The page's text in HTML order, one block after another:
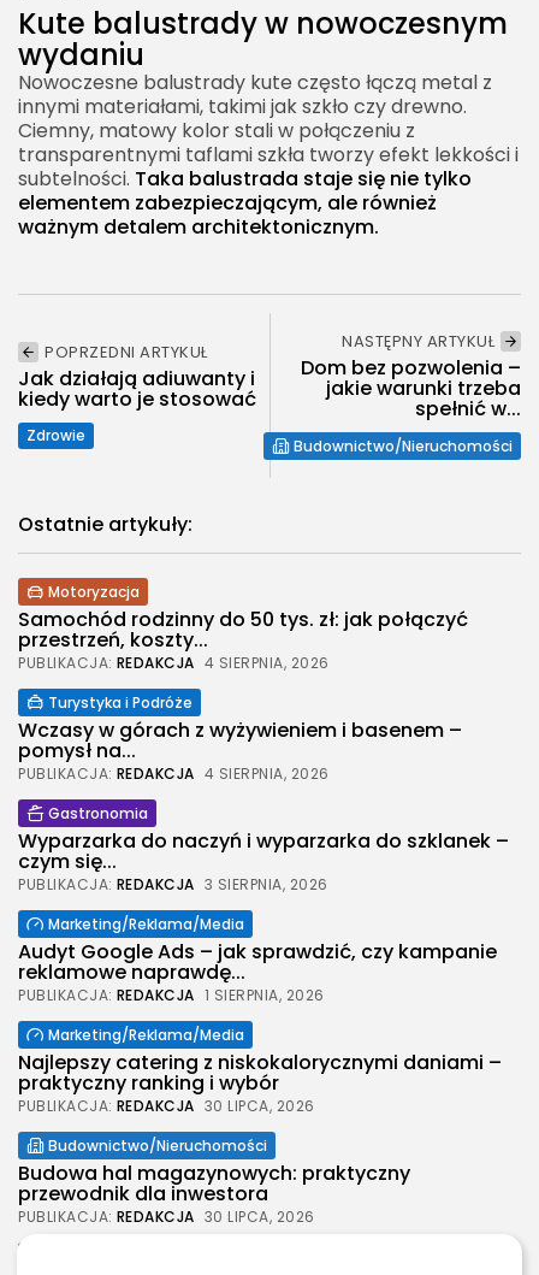
2026 Legolas Wszelkie prawa zastrzeżone.
Treści umieszczone na stronie chronione są
prawem autorskim.
Kute balustrady w nowoczesnym
wydaniu
Nowoczesne balustrady kute często łączą metal z
innymi materiałami, takimi jak szkło czy drewno.
Ciemny, matowy kolor stali w połączeniu z
transparentnymi taflami szkła tworzy efekt lekkości i
subtelności. Taka balustrada staje się nie tylko
elementem zabezpieczającym, ale również
ważnym detalem architektonicznym.
POPRZEDNI ARTYKUŁ
Jak działają adiuwanty i
kiedy warto je stosować
Zdrowie
NASTĘPNY ARTYKUŁ
Dom bez pozwolenia –
jakie warunki trzeba
spełnić w...
Budownictwo/Nieruchomości
Ostatnie artykuły:
Motoryzacja
Samochód rodzinny do 50 tys. zł: jak połączyć
przestrzeń, koszty...
PUBLIKACJA: REDAKCJA 4 SIERPNIA, 2026
Turystyka i Podróże
Wczasy w górach z wyżywieniem i basenem –
pomysł na...
PUBLIKACJA: REDAKCJA 4 SIERPNIA, 2026
Gastronomia
Wyparzarka do naczyń i wyparzarka do szklanek –
czym się...
PUBLIKACJA: REDAKCJA 3 SIERPNIA, 2026
Marketing/Reklama/Media
Audyt Google Ads – jak sprawdzić, czy kampanie
reklamowe naprawdę...
PUBLIKACJA: REDAKCJA 1 SIERPNIA, 2026
Marketing/Reklama/Media
Najlepszy catering z niskokalorycznymi daniami –
praktyczny ranking i wybór
PUBLIKACJA: REDAKCJA 30 LIPCA, 2026
Budownictwo/Nieruchomości
Budowa hal magazynowych: praktyczny
przewodnik dla inwestora
PUBLIKACJA: REDAKCJA 30 LIPCA, 2026